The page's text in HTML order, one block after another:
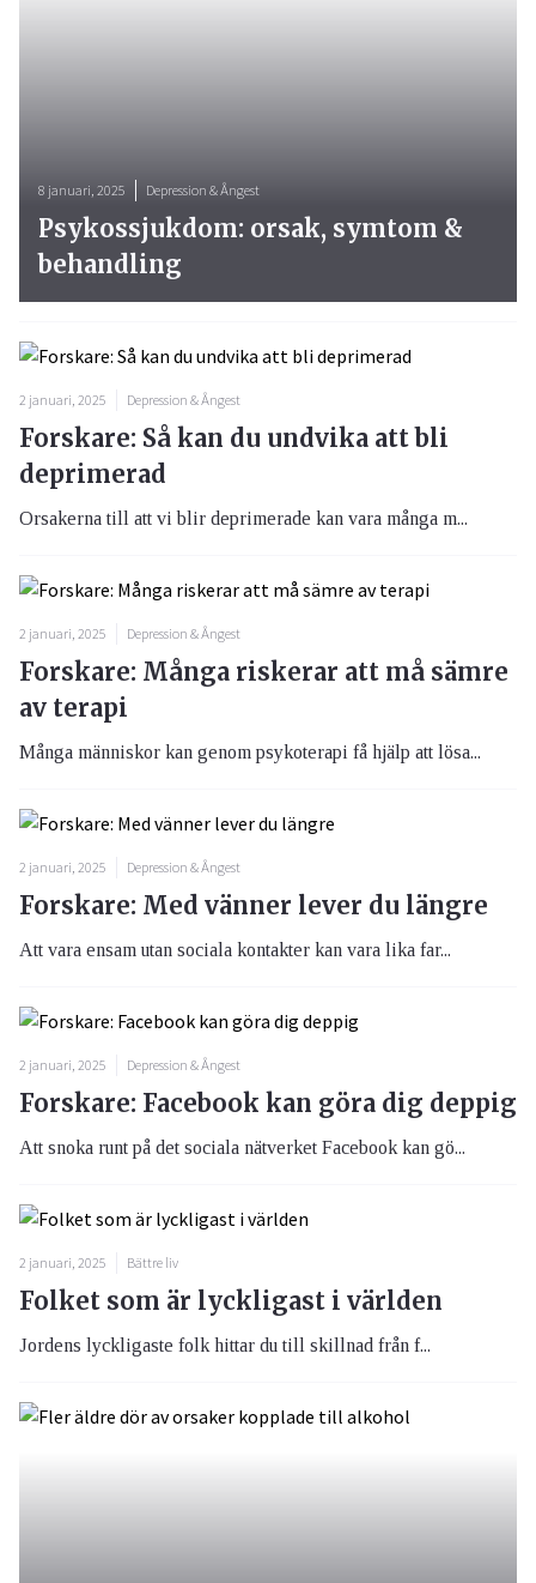
8 januari, 2025 Depression & Ångest
Psykossjukdom: orsak, symtom &
behandling
2 januari, 2025 Depression & Ångest
Forskare: Så kan du undvika att bli
deprimerad
Orsakerna till att vi blir deprimerade kan vara många m...
2 januari, 2025 Depression & Ångest
Forskare: Många riskerar att må sämre
av terapi
Många människor kan genom psykoterapi få hjälp att lösa...
2 januari, 2025 Depression & Ångest
Forskare: Med vänner lever du längre
Att vara ensam utan sociala kontakter kan vara lika far...
2 januari, 2025 Depression & Ångest
Forskare: Facebook kan göra dig deppig
Att snoka runt på det sociala nätverket Facebook kan gö...
2 januari, 2025 Bättre liv
Folket som är lyckligast i världen
Jordens lyckligaste folk hittar du till skillnad från f...